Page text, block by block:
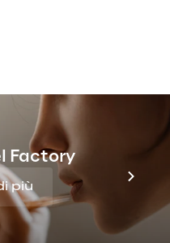
Factory
più
mercati
Credit